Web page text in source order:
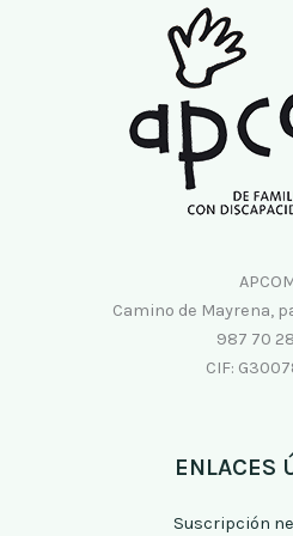
Camino de Mayrena,
987 70
CIF:
ENLACES
Suscripción